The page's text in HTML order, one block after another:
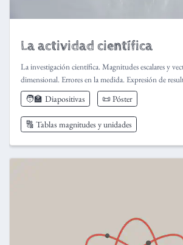
La actividad científica
La investigación científica. Magnitudes escalares y
dimensional. Errores en la medida. Expresión de
🧑‍🏫 Diapositivas 📜 Póster
🔠 Tablas magnitudes y unidades